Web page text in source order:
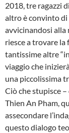
2018, tre ragazzi
altro è convinto
avvicinandosi alla
riesce a trovare
tantissime altre
viaggio che
una piccolissima
Ciò che stupisce
Thien An Pham,
assecondare
questo dialogo